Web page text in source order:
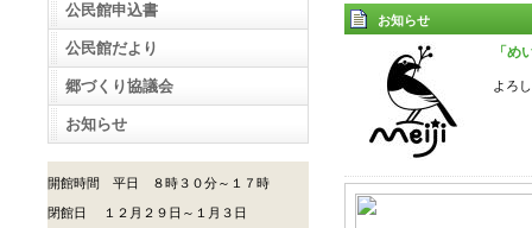
お知らせ
「め
よろ
公民館申込書
公民館だより
郷づくり協議会
お知らせ
開館時間 平日 ８時３０分～１７時
閉館日 １２月２９日～１月３日